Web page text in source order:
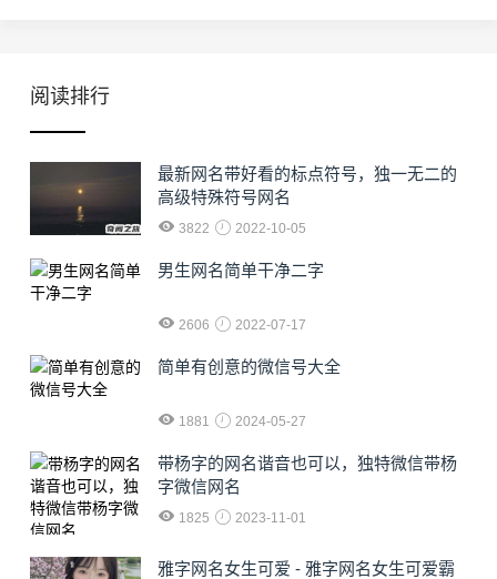
阅读排行
最新网名带好看的标点符号，独一无二的
高级特殊符号网名
3822 2022-10-05
男生网名简单干净二字
2606 2022-07-17
简单有创意的微信号大全
1881 2024-05-27
​带杨字的网名谐音也可以，独特微信带杨
字微信网名
1825 2023-11-01
雅字网名女生可爱 - 雅字网名女生可爱霸